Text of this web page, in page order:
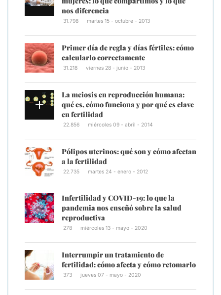
nos diferencia
31.798 martes 15 - octubre - 2013
Primer día de regla y días fértiles: cómo
calcularlo correctamente
31.218 viernes 28 - junio - 2013
La meiosis en reproducción humana:
qué es, cómo funciona y por qué es clave
en fertilidad
22.856 miércoles 09 - abril - 2014
Pólipos uterinos: qué son y cómo afectan
a la fertilidad
22.735 martes 24 - enero - 2012
Infertilidad y COVID-19: lo que la
pandemia nos enseñó sobre la salud
reproductiva
278 miércoles 13 - mayo - 2020
Interrumpir un tratamiento de
fertilidad: cómo afecta y cómo retomarlo
373 jueves 07 - mayo - 2020